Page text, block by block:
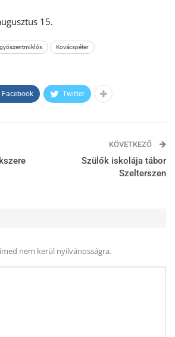
15.
Kovácspéter
Facebook Twitter
KÖVETKEZŐ
Szülők iskolája tábor
Szelterszen
nem kerül nyilvánosságra.